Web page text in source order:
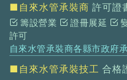
■自來水管承裝商 許可證
籌設營業 證冊展延
許可
自來水管承裝商各縣市政府
■自來水管承裝技工 合格